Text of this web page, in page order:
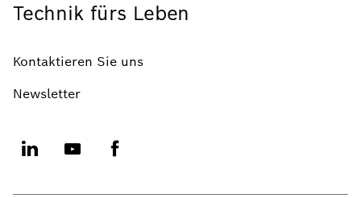
Technik fürs Leben
Kontaktieren Sie uns
Newsletter